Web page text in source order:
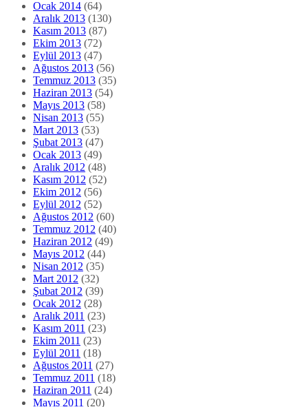
Ocak 2014 (64)
Aralık 2013 (130)
Kasım 2013 (87)
Ekim 2013 (72)
Eylül 2013 (47)
Ağustos 2013 (56)
Temmuz 2013 (35)
Haziran 2013 (54)
Mayıs 2013 (58)
Nisan 2013 (55)
Mart 2013 (53)
Şubat 2013 (47)
Ocak 2013 (49)
Aralık 2012 (48)
Kasım 2012 (52)
Ekim 2012 (56)
Eylül 2012 (52)
Ağustos 2012 (60)
Temmuz 2012 (40)
Haziran 2012 (49)
Mayıs 2012 (44)
Nisan 2012 (35)
Mart 2012 (32)
Şubat 2012 (39)
Ocak 2012 (28)
Aralık 2011 (23)
Kasım 2011 (23)
Ekim 2011 (23)
Eylül 2011 (18)
Ağustos 2011 (27)
Temmuz 2011 (18)
Haziran 2011 (24)
Mayıs 2011 (20)